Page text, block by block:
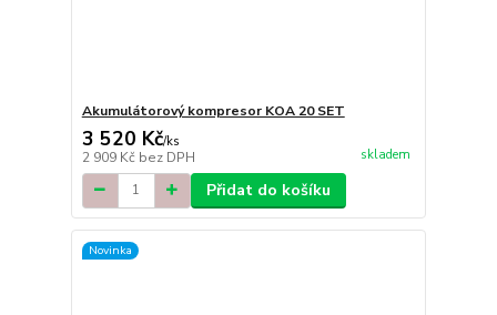
Akumulátorový kompresor KOA 20 SET
3 520 Kč/ks
2 909 Kč bez DPH skladem
Přidat do košíku
Novinka